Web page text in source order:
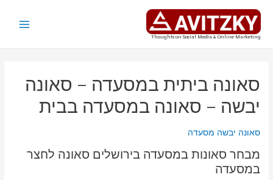
דילוג
לתוכן
Thoughts on Social Media & Online Marketing
סאונה ביתית במסעדה – סאונה
יבשה – סאונה במסעדה בבית
סאונה יבשה מסעדה
מבחר סאונות במסעדה בירושלים סאונה לחצר
במסעדה